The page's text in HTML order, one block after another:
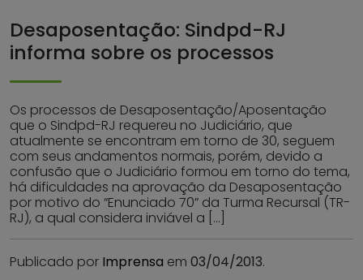
Desaposentação: Sindpd-RJ
informa sobre os processos
Os processos de Desaposentação/Aposentação
que o Sindpd-RJ requereu no Judiciário, que
atualmente se encontram em torno de 30, seguem
com seus andamentos normais, porém, devido a
confusão que o Judiciário formou em torno do tema,
há dificuldades na aprovação da Desaposentação
por motivo do “Enunciado 70” da Turma Recursal (TR-
RJ), a qual considera inviável a […]
Publicado por Imprensa em 03/04/2013.